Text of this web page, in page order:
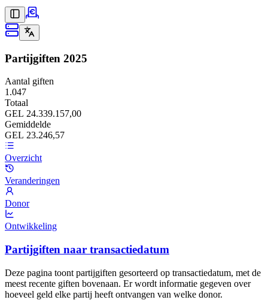
Partijgiften 2025
Aantal giften
1.047
Totaal
GEL 24.339.157,00
Gemiddelde
GEL 23.246,57
Overzicht
Veranderingen
Donor
Ontwikkeling
Partijgiften naar transactiedatum
Deze pagina toont partijgiften gesorteerd op transactiedatum, met de
meest recente giften bovenaan. Er wordt informatie gegeven over
hoeveel geld elke partij heeft ontvangen van welke donor.